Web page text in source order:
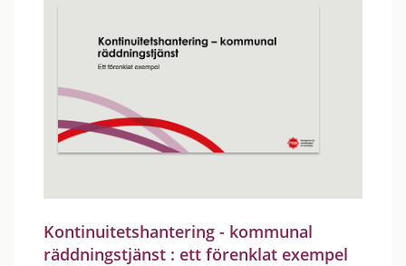
Kontinuitetshantering - kommunal
räddningstjänst : ett förenklat exempel